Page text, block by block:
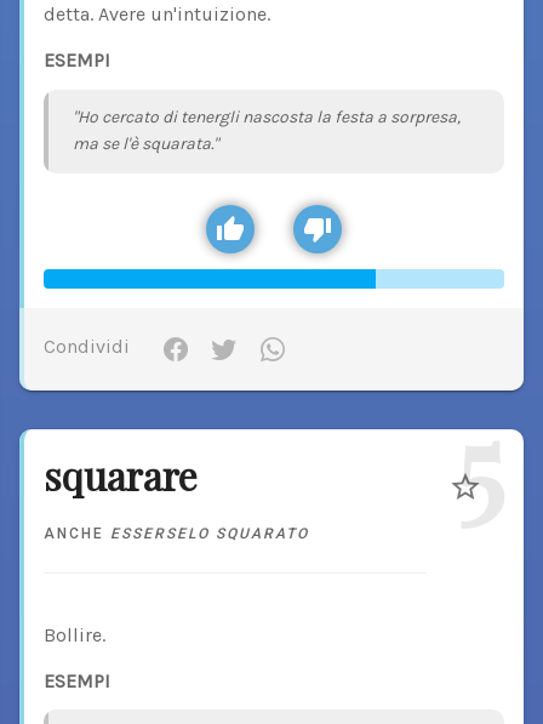
detta. Avere un'intuizione.
ESEMPI
"Ho cercato di tenergli nascosta la festa a sorpresa,
ma se l'è squarata."
Condividi
squarare
ANCHE ESSERSELO SQUARATO 5
Bollire.
ESEMPI